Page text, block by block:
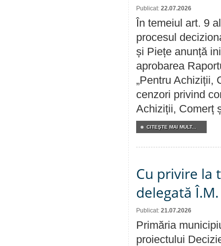
Publicat: 22.07.2026
În temeiul art. 9
procesul
și Piețe anunță
aprobarea
„Pentru Achiziții,
cenzori privind
Achiziții, Comerț
CITEŞTE MAI MULT...
Cu privire la
delegată
Publicat: 21.07.2026
Primăria
proiectului